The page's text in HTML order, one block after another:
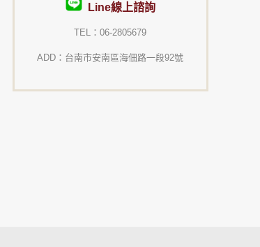
Line線上諮詢
TEL：06-2805679
ADD：台南市安南區海佃路一段92號